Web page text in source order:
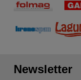
Newsletter